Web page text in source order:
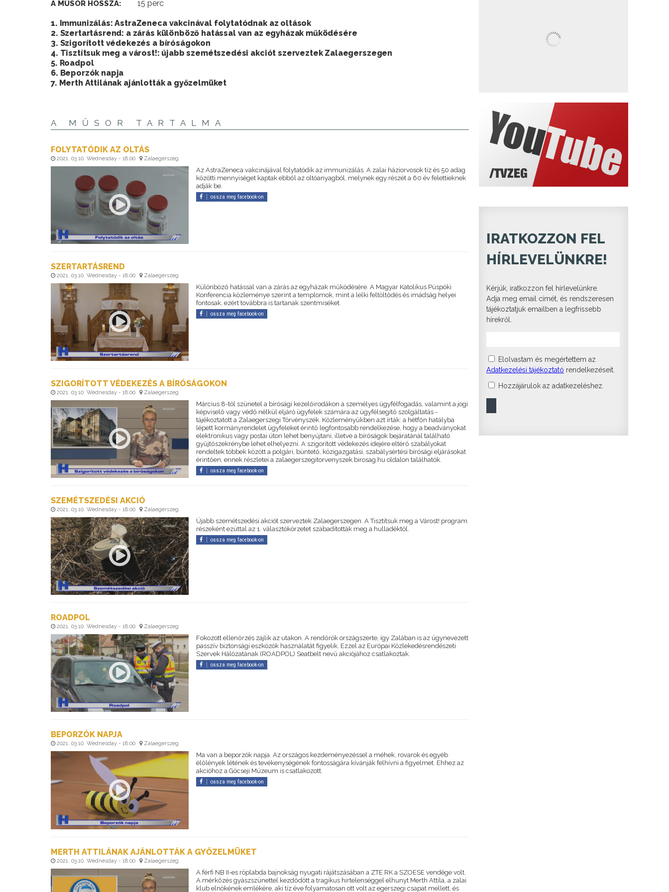
A MŰSOR HOSSZA: 15 perc
1. Immunizálás: AstraZeneca vakcinával folytatódnak az oltások
2. Szertartásrend: a zárás különböző hatással van az egyházak működésére
3. Szigorított védekezés a bíróságokon
4. Tisztítsuk meg a várost!: újabb szemétszedési akciót szerveztek Zalaegerszegen
5. Roadpol
6. Beporzók napja
7. Merth Attilának ajánlották a győzelmüket
A MŰSOR TARTALMA
FOLYTATÓDIK AZ OLTÁS
2021. 03 10. Wednesday - 18:00 Zalaegerszeg
Az AstraZeneca vakcinájával folytatódik az immunizálás. A zalai háziorvosok tíz és 50 adag
közötti mennyiséget kaptak ebből az oltóanyagból, melynek egy részét a 60 év felettieknek
adják be.
ossza meg facebook-on
SZERTARTÁSREND
2021. 03 10. Wednesday - 18:00 Zalaegerszeg
Különböző hatással van a zárás az egyházak működésére. A Magyar Katolikus Püspöki
Konferencia közleménye szerint a templomok, mint a lelki feltöltődés és imádság helyei
fontosak, ezért továbbra is tartanak szentmiséket.
ossza meg facebook-on
SZIGORÍTOTT VÉDEKEZÉS A BÍRÓSÁGOKON
2021. 03 10. Wednesday - 18:00 Zalaegerszeg
Március 8-tól szünetel a bírósági kezelőirodákon a személyes ügyfélfogadás, valamint a jogi
képviselő vagy védő nélkül eljáró ügyfelek számára az ügyfélsegítő szolgáltatás -
tájékoztatott a Zalaegerszegi Törvényszék. Közleményükben azt írták: a hétfőn hatályba
lépett kormányrendelet ügyfeleket érintő legfontosabb rendelkezése, hogy a beadványokat
elektronikus vagy postai úton lehet benyújtani, illetve a bíróságok bejáratánál található
gyűjtőszekrénybe lehet elhelyezni. A szigorított védekezés idejére eltérő szabályokat
rendeltek többek között a polgári, büntető, közigazgatási, szabálysértési bírósági eljárásokat
érintően, ennek részletei a zalaegerszegitorvenyszek.birosag.hu oldalon találhatók.
ossza meg facebook-on
SZEMÉTSZEDÉSI AKCIÓ
2021. 03 10. Wednesday - 18:00 Zalaegerszeg
Újabb szemétszedési akciót szerveztek Zalaegerszegen. A Tisztítsuk meg a Várost! program
részeként ezúttal az 1. választókörzetet szabadították meg a hulladéktól.
ossza meg facebook-on
ROADPOL
2021. 03 10. Wednesday - 18:00 Zalaegerszeg
Fokozott ellenőrzés zajlik az utakon. A rendőrök országszerte, így Zalában is az úgynevezett
passzív biztonsági eszközök használatát figyelik. Ezzel az Európai Közlekedésrendészeti
Szervek Hálózatának (ROADPOL) Seatbelt nevű akciójához csatlakoztak.
ossza meg facebook-on
BEPORZÓK NAPJA
2021. 03 10. Wednesday - 18:00 Zalaegerszeg
Ma van a beporzók napja. Az országos kezdeményezéssel a méhek, rovarok és egyéb
élőlények létének és tevékenységének fontosságára kívánják felhívni a figyelmet. Ehhez az
akcióhoz a Göcseji Múzeum is csatlakozott.
ossza meg facebook-on
MERTH ATTILÁNAK AJÁNLOTTÁK A GYŐZELMÜKET
2021. 03 10. Wednesday - 18:00 Zalaegerszeg
A férfi NB II-es röplabda bajnokság nyugati rájátszásában a ZTE RK a SZOESE vendége volt.
A mérkőzés gyászszünettel kezdődött a tragikus hirtelenséggel elhunyt Merth Attila, a zalai
klub elnökének emlékére, aki tíz éve folyamatosan ott volt az egerszegi csapat mellett, és
IRATKOZZON FEL
HÍRLEVELÜNKRE!
Kérjük, iratkozzon fel hírlevelünkre.
Adja meg email címét, és rendszeresen
tájékoztatjuk emailben a legfrissebb
hírekről.
Elolvastam és megértettem az
Adatkezelési tájékoztató rendelkezéseit.
Hozzájárulok az adatkezeléshez.